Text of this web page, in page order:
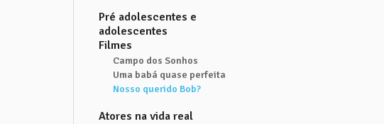
Pré adolescentes e
adolescentes
Filmes
Campo dos Sonhos
Uma babá quase perfeita
Nosso querido Bob?
Atores na vida real